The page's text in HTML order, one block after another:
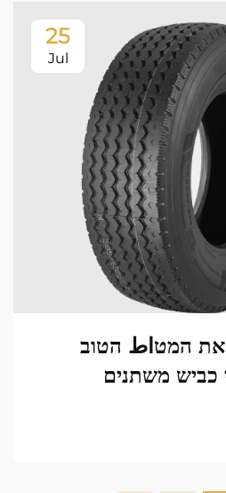
25
Jul
את המטاط הטוב
כביש משתנים